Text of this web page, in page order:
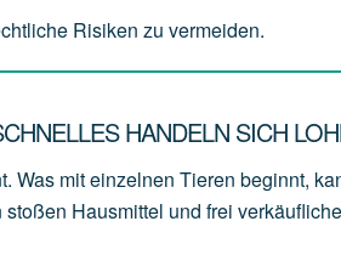
Risiken zu vermeiden.
HANDELN SICH
Was mit einzelnen Tieren beginnt,
Hausmittel und frei